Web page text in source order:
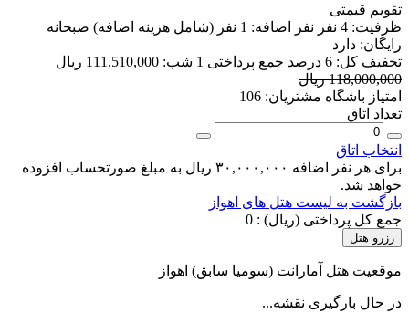
تقویم قیمتی
ظرفیت: 4 نفر نفر اضافه: 1 نفر (شامل هزینه اضافه) صبحانه
رایگان: دارد
تخفیف کل: 6 درصد جمع پرداختی 1 شب:
111,510,000 ریال
118,000,000 ریال
امتیاز باشگاه مشتریان: 106
تعداد اتاق
انتخاب اتاق
برای هر نفر اضافه ۳۰,۰۰۰,۰۰۰ ریال به مبلغ صورتحساب افزوده
خواهد شد.
بازگشت به لیست هتل های اهواز
جمع کل پرداختی (ریال) : 0
رزرو هتل
موقعیت هتل آمارانت (سومیا سابق) اهواز
در حال بارگیری نقشه...